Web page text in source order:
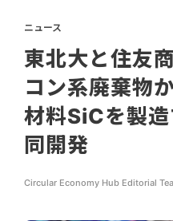
ニュース
東北大と住友
コン系廃棄物
材料SiCを製
同開発
Circular Economy Hub Editorial